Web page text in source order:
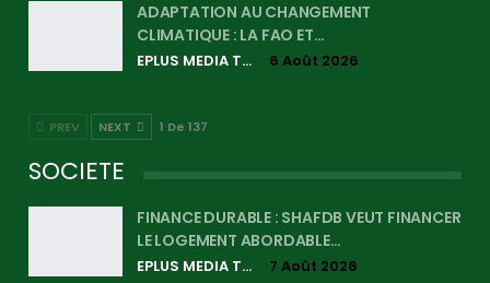
ADAPTATION AU CHANGEMENT
CLIMATIQUE : LA FAO ET…
EPLUS MEDIA TV 6 Août 2026
PREV NEXT 1 De 137
SOCIETE
FINANCE DURABLE : SHAFDB VEUT FINANCER
LE LOGEMENT ABORDABLE…
EPLUS MEDIA TV 7 Août 2026